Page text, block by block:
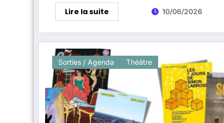
télévisé
Lire la suite 10/06/2026
Sorties / Agenda Théâtre